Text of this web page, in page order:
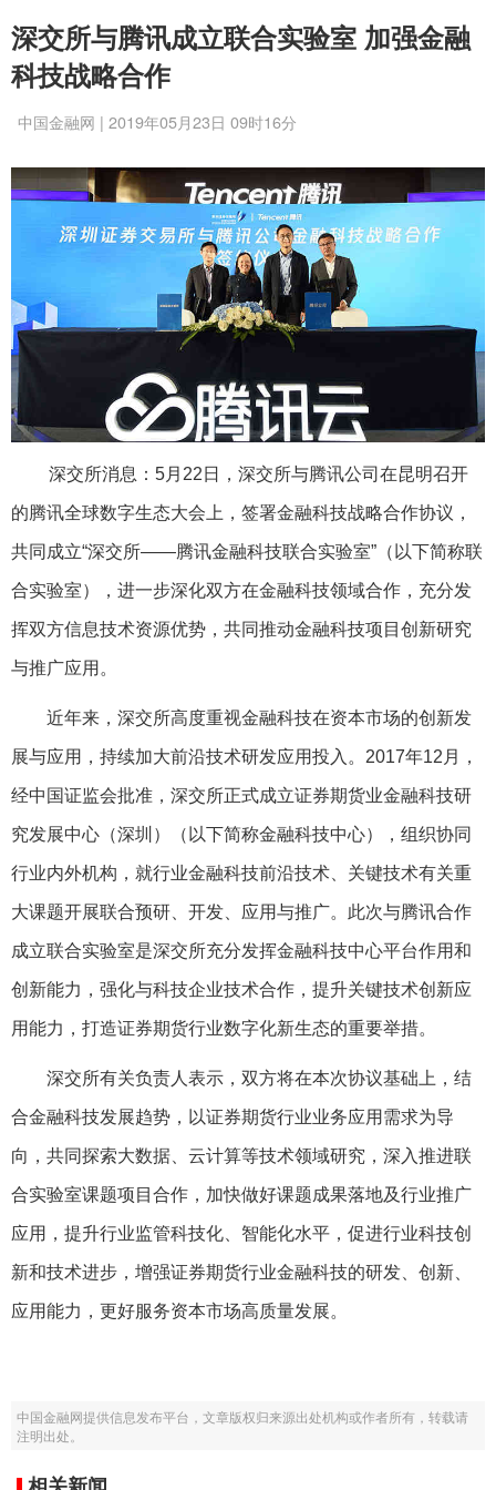
深交所与腾讯成立联合实验室 加强金融
科技战略合作
中国金融网 | 2019年05月23日 09时16分
深交所消息：5月22日，深交所与腾讯公司在昆明召开
的腾讯全球数字生态大会上，签署金融科技战略合作协议，
共同成立“深交所——腾讯金融科技联合实验室”（以下简称联
合实验室），进一步深化双方在金融科技领域合作，充分发
挥双方信息技术资源优势，共同推动金融科技项目创新研究
与推广应用。
近年来，深交所高度重视金融科技在资本市场的创新发
展与应用，持续加大前沿技术研发应用投入。2017年12月，
经中国证监会批准，深交所正式成立证券期货业金融科技研
究发展中心（深圳）（以下简称金融科技中心），组织协同
行业内外机构，就行业金融科技前沿技术、关键技术有关重
大课题开展联合预研、开发、应用与推广。此次与腾讯合作
成立联合实验室是深交所充分发挥金融科技中心平台作用和
创新能力，强化与科技企业技术合作，提升关键技术创新应
用能力，打造证券期货行业数字化新生态的重要举措。
深交所有关负责人表示，双方将在本次协议基础上，结
合金融科技发展趋势，以证券期货行业业务应用需求为导
向，共同探索大数据、云计算等技术领域研究，深入推进联
合实验室课题项目合作，加快做好课题成果落地及行业推广
应用，提升行业监管科技化、智能化水平，促进行业科技创
新和技术进步，增强证券期货行业金融科技的研发、创新、
应用能力，更好服务资本市场高质量发展。
中国金融网提供信息发布平台，文章版权归来源出处机构或作者所有，转载请
注明出处。